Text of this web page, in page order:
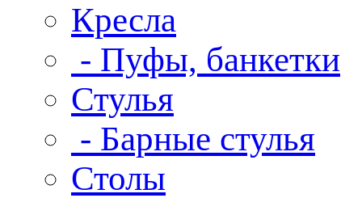
Кресла
- Пуфы, банкетки
Стулья
- Барные стулья
Столы